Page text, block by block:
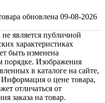
обновлена 09-08-2026
является публичной
характеристиках
быть изменена
порядке. Изображения
в каталоге на сайте,
Информация о цене товара,
отличаться от
заказа на товар.